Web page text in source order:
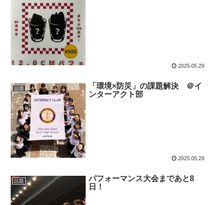
2025.05.29
話題
「環境×防災」の課題解決 ＠イ
ンターアクト部
2025.05.28
話題
パフォーマンス大会まであと8
日！